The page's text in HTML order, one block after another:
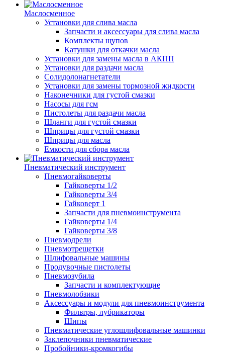
Маслосменное
Установки для слива масла
Запчасти и аксессуары для слива масла
Комплекты щупов
Катушки для откачки масла
Установки для замены масла в АКПП
Установки для раздачи масла
Солидолонагнетатели
Установки для замены тормозной жидкости
Наконечники для густой смазки
Насосы для гсм
Пистолеты для раздачи масла
Шланги для густой смазки
Шприцы для густой смазки
Шприцы для масла
Емкости для сбора масла
Пневматический инструмент
Пневмогайковерты
Гайковерты 1/2
Гайковерты 3/4
Гайковерт 1
Запчасти для пневмоинструмента
Гайковерты 1/4
Гайковерты 3/8
Пневмодрели
Пневмотрещетки
Шлифовальные машины
Продувочные пистолеты
Пневмозубила
Запчасти и комплектующие
Пневмолобзики
Аксессуары и модули для пневмоинструмента
Фильтры, лубрикаторы
Шипы
Пневматические углошлифовальные машинки
Заклепочники пневматические
Пробойники-кромкогибы